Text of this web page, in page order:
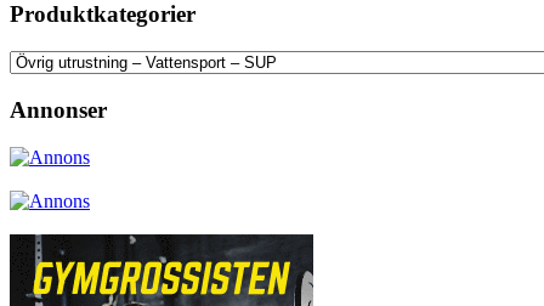
Produktkategorier
Annonser